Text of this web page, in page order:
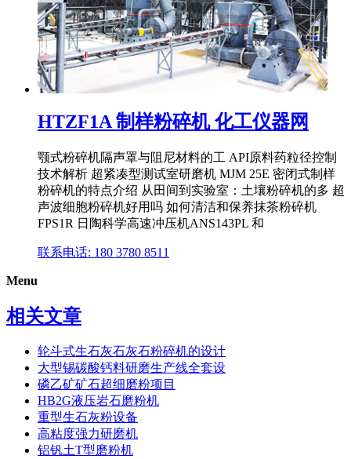
HTZF1A 制样粉碎机 化工仪器网
颚式粉碎机隔声罩与阻尼材料的工 API原料药粒径控制
技术解析 超紧凑型测试室研磨机 MJM 25E 密闭式制样
粉碎机的特点介绍 从田间到实验室：土壤粉碎机的多 超
声波细胞粉碎机好用吗 如何清洁和保养抹茶粉碎机
FPS1R 日陶科学高速冲压机ANS143PL 和
联系电话: 180 3780 8511
Menu
相关文章
轮斗式生石灰石灰石粉碎机的设计
大型锡碳酸钙料研磨生产线全套设
磷乙矿矿石超细磨粉项目
HB2G液压岩石磨粉机
重型生石灰粉设备
高粘度强力研磨机
铝钒土T型磨粉机